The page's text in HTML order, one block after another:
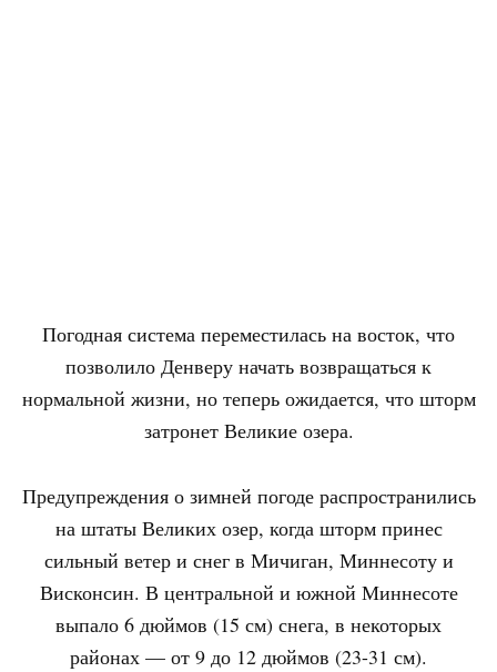
Погодная система переместилась на восток, что
позволило Денверу начать возвращаться к
нормальной жизни, но теперь ожидается, что шторм
затронет Великие озера.
Предупреждения о зимней погоде распространились
на штаты Великих озер, когда шторм принес
сильный ветер и снег в Мичиган, Миннесоту и
Висконсин. В центральной и южной Миннесоте
выпало 6 дюймов (15 см) снега, в некоторых
районах — от 9 до 12 дюймов (23-31 см).